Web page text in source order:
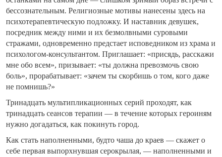
бессознательным. Религиозные мотивы нанесены здесь на
психотерапевтическую подложку. И наставник девушек,
посредник между ними и их безмолвными суровыми
стражами, одновременно предстает исповедником из храма и
психологом-консультантом. Приглашает: «присядь, расскажи
мне обо всем», призывает: «ты должна превозмочь свою
боль», прорабатывает: «зачем ты скорбишь о том, кого даже
не помнишь?»
Тринадцать мультипликационных серий проходят, как
тринадцать сеансов терапии — в течение которых героиням
нужно догадаться, как покинуть город.
Как стать наполненными, будто чаша до краев — скажет о
себе первая выпорхнувшая серокрылая, — наполненными и